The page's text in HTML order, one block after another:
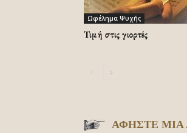
Ωφέλημα Ψυχής
Τιμή στις γιορτές
ΑΦΗΣΤΕ